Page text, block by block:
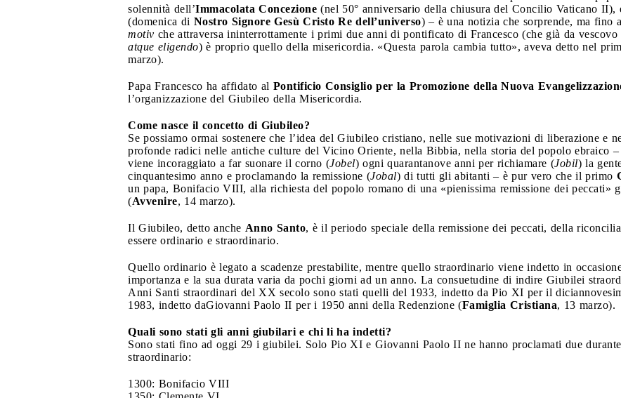
solennità dell’Immacolata Concezione (nel 50° anniversario della chiusura del Concilio Vaticano
(domenica di Nostro Signore Gesù Cristo Re dell’universo) – è una notizia che sorprende, ma fino
motiv che attraversa ininterrottamente i primi due anni di pontificato di Francesco (che già da vescovo
atque eligendo) è proprio quello della misericordia. «Questa parola cambia tutto», aveva detto nel
marzo).
Papa Francesco ha affidato al Pontificio Consiglio per la Promozione della Nuova
l’organizzazione del Giubileo della Misericordia.
Come nasce il concetto di Giubileo?
Se possiamo ormai sostenere che l’idea del Giubileo cristiano, nelle sue motivazioni di liberazione e
profonde radici nelle antiche culture del Vicino Oriente, nella Bibbia, nella storia del popolo ebraico
viene incoraggiato a far suonare il corno (Jobel) ogni quarantanove anni per richiamare (Jobil) la
cinquantesimo anno e proclamando la remissione (Jobal) di tutti gli abitanti – è pur vero che il primo
un papa, Bonifacio VIII, alla richiesta del popolo romano di una «pienissima remissione dei peccati»
(Avvenire, 14 marzo).
Il Giubileo, detto anche Anno Santo, è il periodo speciale della remissione dei peccati, della
essere ordinario e straordinario.
Quello ordinario è legato a scadenze prestabilite, mentre quello straordinario viene indetto in
importanza e la sua durata varia da pochi giorni ad un anno. La consuetudine di indire Giubilei
Anni Santi straordinari del XX secolo sono stati quelli del 1933, indetto da Pio XI per il
1983, indetto daGiovanni Paolo II per i 1950 anni della Redenzione (Famiglia Cristiana, 13 marzo).
Quali sono stati gli anni giubilari e chi li ha indetti?
Sono stati fino ad oggi 29 i giubilei. Solo Pio XI e Giovanni Paolo II ne hanno proclamati due
straordinario:
1300: Bonifacio VIII